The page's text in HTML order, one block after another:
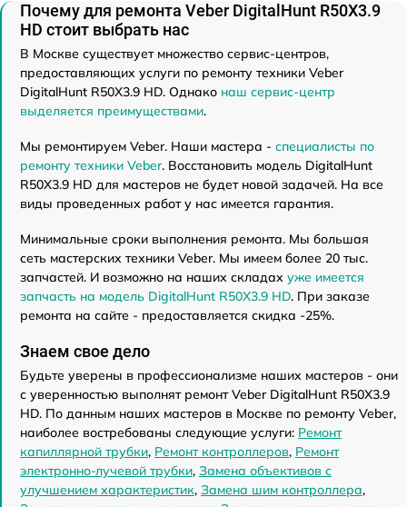
Почему для ремонта Veber DigitalHunt R50X3.9
HD стоит выбрать нас
В Москве существует множество сервис-центров,
предоставляющих услуги по ремонту техники Veber
DigitalHunt R50X3.9 HD. Однако наш сервис-центр
выделяется преимуществами.
Мы ремонтируем Veber. Наши мастера - специалисты по
ремонту техники Veber. Восстановить модель DigitalHunt
R50X3.9 HD для мастеров не будет новой задачей. На все
виды проведенных работ у нас имеется гарантия.
Минимальные сроки выполнения ремонта. Мы большая
сеть мастерских техники Veber. Мы имеем более 20 тыс.
запчастей. И возможно на наших складах уже имеется
запчасть на модель DigitalHunt R50X3.9 HD. При заказе
ремонта на сайте - предоставляется скидка -25%.
Знаем свое дело
Будьте уверены в профессионализме наших мастеров - они
с уверенностью выполнят ремонт Veber DigitalHunt R50X3.9
HD. По данным наших мастеров в Москве по ремонту Veber,
наиболее востребованы следующие услуги: Ремонт
капиллярной трубки, Ремонт контроллеров, Ремонт
электронно-лучевой трубки, Замена объективов с
улучшением характеристик, Замена шим контроллера,